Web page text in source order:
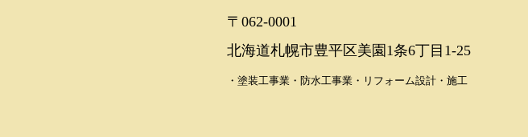
〒062-0001
北海道札幌市豊平区美園1条6丁目1-25
・塗装工事業・防水工事業・リフォーム設計・施工